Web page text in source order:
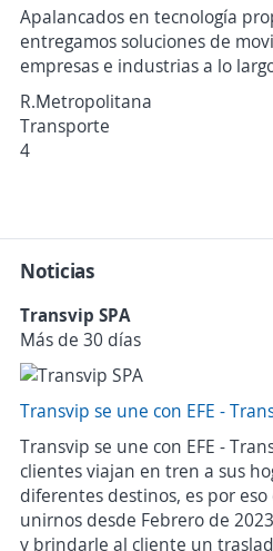
Apalancados en tecnología
entregamos soluciones de
empresas e industrias a lo
R.Metropolitana
Transporte
4
Noticias
Transvip SPA
Más de 30 días
Transvip se une con EFE -
Transvip se une con EFE -
clientes viajan en tren a sus
diferentes destinos, es por
unirnos desde Febrero de
y brindarle al cliente un